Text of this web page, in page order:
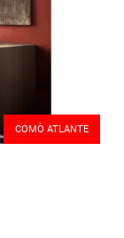
COMÒ ATLANTE